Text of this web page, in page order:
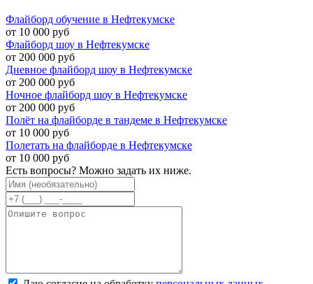
Флайборд обучение в Нефтекумске
от 10 000 руб
Флайборд шоу в Нефтекумске
от 200 000 руб
Дневное флайборд шоу в Нефтекумске
от 200 000 руб
Ночное флайборд шоу в Нефтекумске
от 200 000 руб
Полёт на флайборде в тандеме в Нефтекумске
от 10 000 руб
Полетать на флайборде в Нефтекумске
от 10 000 руб
Есть вопросы? Можно задать их ниже.